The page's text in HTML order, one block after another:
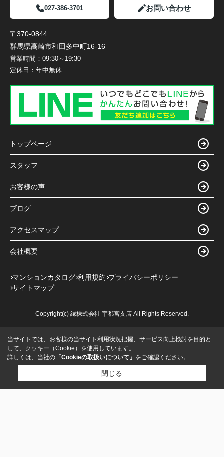
027-386-3701 お問い合わせ
〒370-0844
群馬県高崎市和田多中町16-16
営業時間： 09:30～19:30
定休日： 年中無休
トップページ
スタッフ
お客様の声
ブログ
アクセスマップ
会社概要
マンションカタログ 利用規約 プライバシーポリシー
サイトマップ
Copyright(c) 縁株式会社 宇都宮支店 All Rights Reserved.
当サイトでは、お客様の当サイト利用状況把握、サービス向上検討を目的と
して、クッキー（Cookie）を使用しています。
詳しくは、当社の 「Cookieの取扱いについて」 をご確認ください。
閉じる